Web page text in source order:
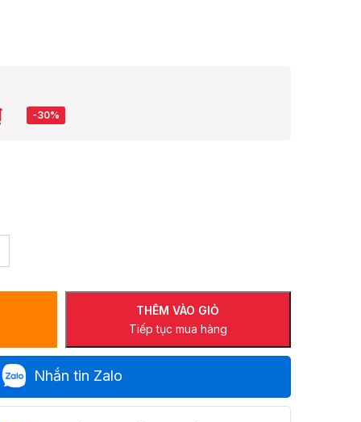
-30%
THÊM VÀO GIỎ
Tiếp tục mua hàng
Nhắn tin Zalo